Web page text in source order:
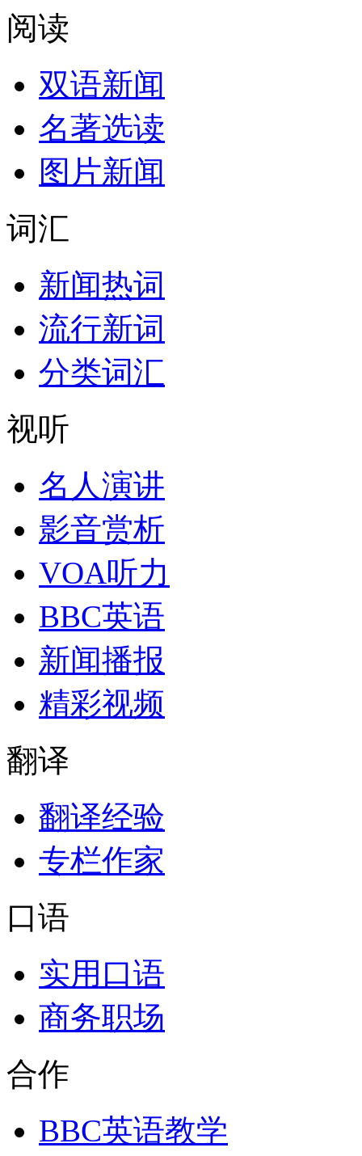
阅读
双语新闻
名著选读
图片新闻
词汇
新闻热词
流行新词
分类词汇
视听
名人演讲
影音赏析
VOA听力
BBC英语
新闻播报
精彩视频
翻译
翻译经验
专栏作家
口语
实用口语
商务职场
合作
BBC英语教学